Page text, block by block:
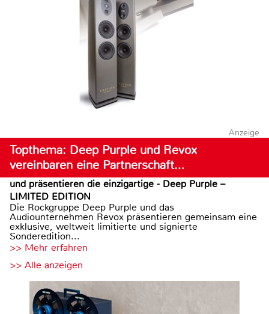
Anzeige
Topthema: Deep Purple und Revox
vereinbaren eine Partnerschaft…
und präsentieren die einzigartige - Deep Purple –
LIMITED EDITION
Die Rockgruppe Deep Purple und das
Audiounternehmen Revox präsentieren gemeinsam eine
exklusive, weltweit limitierte und signierte
Sonderedition...
>> Mehr erfahren
>> Alle anzeigen